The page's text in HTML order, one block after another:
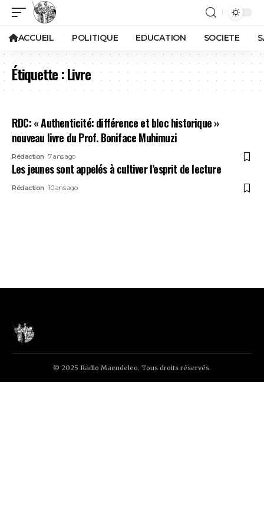
ACCUEIL POLITIQUE EDUCATION SOCIETE
Étiquette :Livre
RDC: « Authenticité: différence et bloc historique »
nouveau livre du Prof. Boniface Muhimuzi
Rédaction 7 ans ago
Les jeunes sont appelés à cultiver l’esprit de lecture
Rédaction 10 ans ago
© 2025 Radio Maendeleo. Tous droits réservés.